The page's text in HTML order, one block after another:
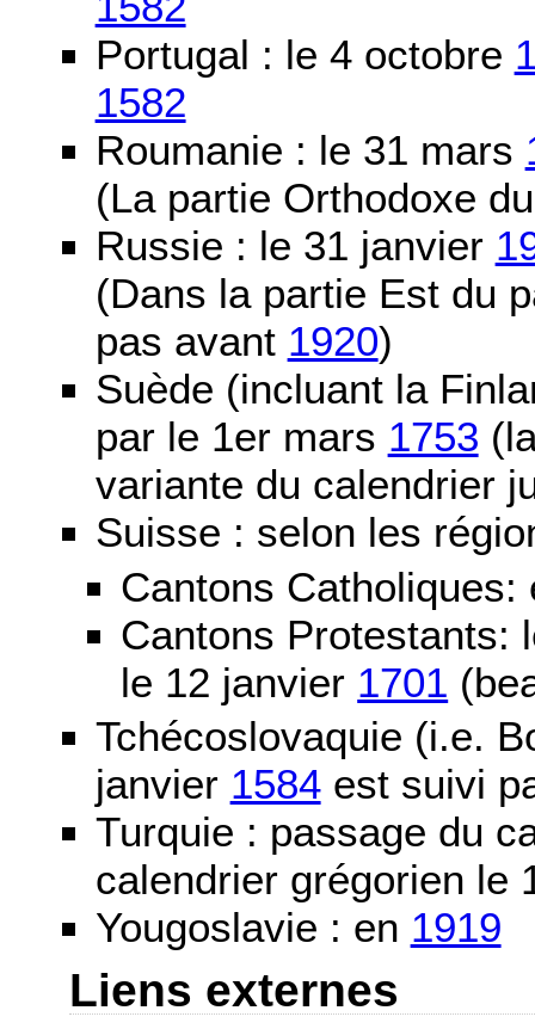
Portugal : le 4 octobre
1582
Roumanie : le 31 mars
(La partie Orthodoxe
Russie : le 31 janvier
(Dans la partie Est du
pas avant 1920)
Suède (incluant la
par le 1er mars 1753
variante du calendrier
Suisse : selon les
Cantons
Cantons Protestants:
le 12 janvier 1701
Tchécoslovaquie (i.e.
janvier 1584est suivi
Turquie : passage du
calendrier grégorien le
Yougoslavie : en 1919
Liens externes